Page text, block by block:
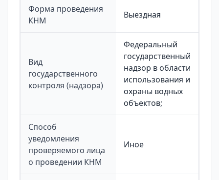
Форма проведения
КНМ
Выездная
Вид
государственного
контроля (надзора)
Федеральный
государственный
надзор в области
использования и
охраны водных
объектов;
Способ
уведомления
проверяемого лица
о проведении КНМ
Иное